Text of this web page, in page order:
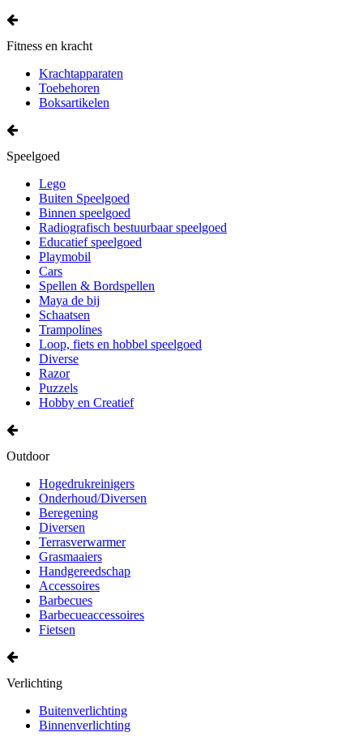
Fitness en kracht
Krachtapparaten
Toebehoren
Boksartikelen
Speelgoed
Lego
Buiten Speelgoed
Binnen speelgoed
Radiografisch bestuurbaar speelgoed
Educatief speelgoed
Playmobil
Cars
Spellen & Bordspellen
Maya de bij
Schaatsen
Trampolines
Loop, fiets en hobbel speelgoed
Diverse
Razor
Puzzels
Hobby en Creatief
Outdoor
Hogedrukreinigers
Onderhoud/Diversen
Beregening
Diversen
Terrasverwarmer
Grasmaaiers
Handgereedschap
Accessoires
Barbecues
Barbecueaccessoires
Fietsen
Verlichting
Buitenverlichting
Binnenverlichting